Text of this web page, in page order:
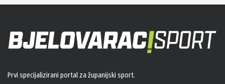
Prvi specijalizirani portal za županijski sport.